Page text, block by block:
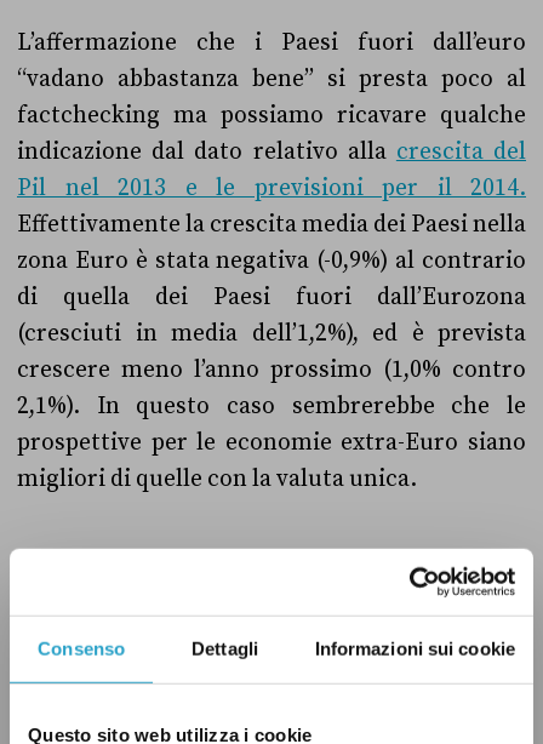
Consenso Dettagli Informazioni sui cookie
Questo sito web utilizza i cookie
L’affermazione che i Paesi fuori dall’euro
“vadano abbastanza bene” si presta poco al
factchecking ma possiamo ricavare qualche
indicazione dal dato relativo alla crescita del
Pil nel 2013 e le previsioni per il 2014.
Effettivamente la crescita media dei Paesi nella
zona Euro è stata negativa (-0,9%) al contrario
di quella dei Paesi fuori dall’Eurozona
(cresciuti in media dell’1,2%), ed è prevista
crescere meno l’anno prossimo (1,0% contro
2,1%). In questo caso sembrerebbe che le
prospettive per le economie extra-Euro siano
migliori di quelle con la valuta unica.
Affrontiamo infine l’affermazione di Grillo per
cui uscire dall’Euro “non è essere fuori
dall’Europa”. Al momento non è esattamente
sono tenuti ad adottare la moneta unica